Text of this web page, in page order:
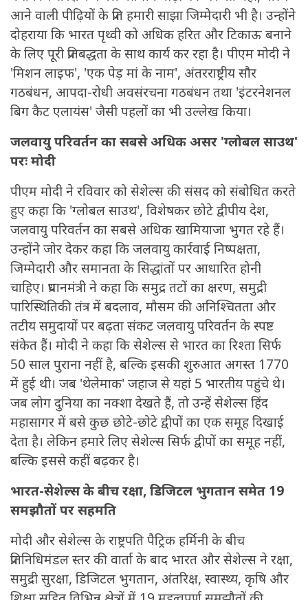
आने वाली पीढ़ियों के प्रति हमारी साझा जिम्मेदारी भी है। उन्होंने
दोहराया कि भारत पृथ्वी को अधिक हरित और टिकाऊ बनाने
के लिए पूरी प्रतिबद्धता के साथ कार्य कर रहा है। पीएम मोदी ने
'मिशन लाइफ', 'एक पेड़ मां के नाम', अंतरराष्ट्रीय सौर
गठबंधन, आपदा-रोधी अवसंरचना गठबंधन तथा 'इंटरनेशनल
बिग कैट एलायंस' जैसी पहलों का भी उल्लेख किया।
जलवायु परिवर्तन का सबसे अधिक असर 'ग्लोबल साउथ'
परः मोदी
पीएम मोदी ने रविवार को सेशेल्स की संसद को संबोधित करते
हुए कहा कि 'ग्लोबल साउथ', विशेषकर छोटे द्वीपीय देश,
जलवायु परिवर्तन का सबसे अधिक खामियाजा भुगत रहे हैं।
उन्होंने जोर देकर कहा कि जलवायु कार्रवाई निष्पक्षता,
जिम्मेदारी और समानता के सिद्धांतों पर आधारित होनी
चाहिए। प्रधानमंत्री ने कहा कि समुद्र तटों का क्षरण, समुद्री
पारिस्थितिकी तंत्र में बदलाव, मौसम की अनिश्चितता और
तटीय समुदायों पर बढ़ता संकट जलवायु परिवर्तन के स्पष्ट
संकेत हैं। मोदी ने कहा कि सेशेल्स से भारत का रिश्ता सिर्फ
50 साल पुराना नहीं है, बल्कि इसकी शुरुआत अगस्त 1770
में हुई थी। जब 'थेलेमाक' जहाज से यहां 5 भारतीय पहुंचे थे।
जब लोग दुनिया का नक्शा देखते हैं, तो उन्हें सेशेल्स हिंद
महासागर में बसे कुछ छोटे-छोटे द्वीपों का एक समूह दिखाई
देता है। लेकिन हमारे लिए सेशेल्स सिर्फ द्वीपों का समूह नहीं,
बल्कि इससे कहीं बढ़कर है।
भारत-सेशेल्स के बीच रक्षा, डिजिटल भुगतान समेत 19
समझौतों पर सहमति
मोदी और सेशेल्स के राष्ट्रपति पैट्रिक हर्मिनी के बीच
प्रतिनिधिमंडल स्तर की वार्ता के बाद भारत और सेशेल्स ने रक्षा,
समुद्री सुरक्षा, डिजिटल भुगतान, अंतरिक्ष, स्वास्थ्य, कृषि और